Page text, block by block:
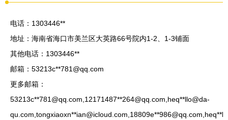
电话：1303446**
地址：海南省海口市美兰区大英路66号院内1-2、1-3铺面
其他电话：1303446**
邮箱：53213c**781@qq.com
更多邮箱：
53213c**781@qq.com ,12171487**264@qq.com ,heq**llo@da-
qu.com ,tongxiaoxn**ian@icloud.com ,18809e**986@qq.com ,heq**